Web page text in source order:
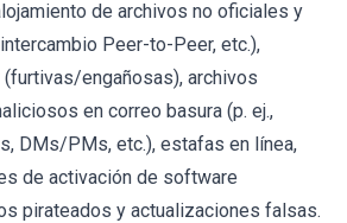
de archivos no oficiales y
Peer-to-Peer, etc.),
engañosas), archivos
en correo basura (p. ej.,
DMs/PMs, etc.), estafas en línea,
de activación de software
pirateados y actualizaciones falsas.